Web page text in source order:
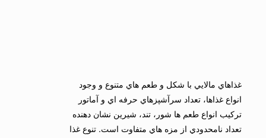
غذاهاي مالايي با شكل و طعم هاي متنوع و وجود
انواع غذاها، تعداد سرآشپزهاي حرفه اي و آماتور
تركيب انواع طعم ها شور، تند، شيرين نشان دهنده
تعداد نامحدودي از مزه هاي متفاوت است. تنوع غذا